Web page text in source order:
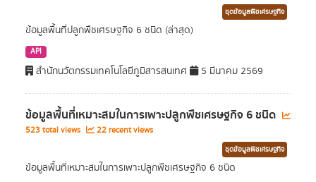
ชุดข้อมูลพืชเศรษฐกิจ
ข้อมูลพื้นที่ปลูกพืชเศรษฐกิจ 6 ชนิด (ล่าสุด)
API
สำนักนวัตกรรมเทคโนโลยีภูมิสารสนเทศ 5 มีนาคม 2569
ข้อมูลพื้นที่เหมาะสมในการเพาะปลูกพืชเศรษฐกิจ 6 ชนิด
523 total views 22 recent views
ชุดข้อมูลพืชเศรษฐกิจ
ข้อมูลพื้นที่เหมาะสมในการเพาะปลูกพืชเศรษฐกิจ 6 ชนิด